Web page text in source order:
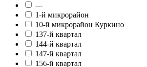
---
1-й микрорайон
10-й микрорайон Куркино
137-й квартал
144-й квартал
147-й квартал
156-й квартал